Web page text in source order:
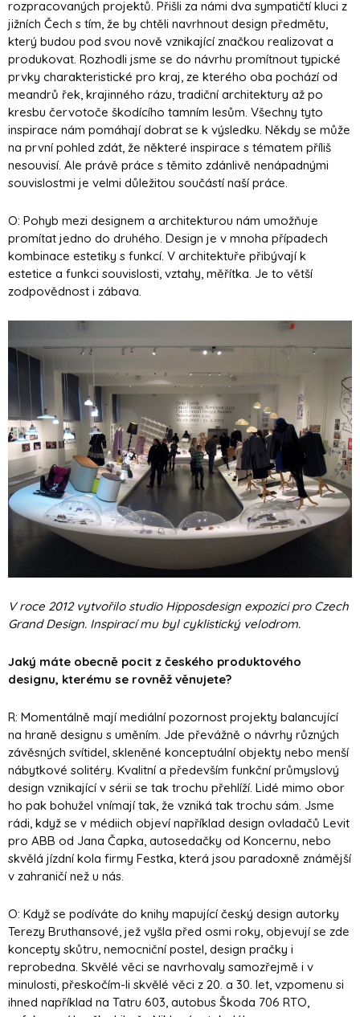
rozpracovaných projektů. Přišli za námi dva sympatičtí kluci z
jižních Čech s tím, že by chtěli navrhnout design předmětu,
který budou pod svou nově vznikající značkou realizovat a
produkovat. Rozhodli jsme se do návrhu promítnout typické
prvky charakteristické pro kraj, ze kterého oba pochází od
meandrů řek, krajinného rázu, tradiční architektury až po
kresbu červotoče škodícího tamním lesům. Všechny tyto
inspirace nám pomáhají dobrat se k výsledku. Někdy se může
na první pohled zdát, že některé inspirace s tématem příliš
nesouvisí. Ale právě práce s těmito zdánlivě nenápadnými
souvislostmi je velmi důležitou součástí naší práce.
O: Pohyb mezi designem a architekturou nám umožňuje
promítat jedno do druhého. Design je v mnoha případech
kombinace estetiky s funkcí. V architektuře přibývají k
estetice a funkci souvislosti, vztahy, měřítka. Je to větší
zodpovědnost i zábava.
V roce 2012 vytvořilo studio Hipposdesign expozici pro Czech
Grand Design. Inspirací mu byl cyklistický velodrom.
Jaký máte obecně pocit z českého produktového
designu, kterému se rovněž věnujete?
R: Momentálně mají mediální pozornost projekty balancující
na hraně designu s uměním. Jde převážně o návrhy různých
závěsných svítidel, skleněné konceptuální objekty nebo menší
nábytkové solitéry. Kvalitní a především funkční průmyslový
design vznikající v sérii se tak trochu přehlíží. Lidé mimo obor
ho pak bohužel vnímají tak, že vzniká tak trochu sám. Jsme
rádi, když se v médiich objeví například design ovladačů Levit
pro ABB od Jana Čapka, autosedačky od Koncernu, nebo
skvělá jízdní kola firmy Festka, která jsou paradoxně známější
v zahraničí než u nás.
O: Když se podíváte do knihy mapující český design autorky
Terezy Bruthansové, jež vyšla před osmi roky, objevují se zde
koncepty skůtru, nemocniční postel, design pračky i
reprobedna. Skvělé věci se navrhovaly samozřejmě i v
minulosti, přeskočím-li skvělé věci z 20. a 30. let, vzpomenu si
ihned například na Tatru 603, autobus Škoda 706 RTO,